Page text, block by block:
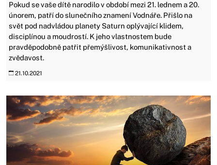
Pokud se vaše dítě narodilo v období mezi 21. lednem a 20.
únorem, patří do slunečního znamení Vodnáře. Přišlo na
svět pod nadvládou planety Saturn oplývající klidem,
disciplínou a moudrostí. K jeho vlastnostem bude
pravděpodobně patřit přemýšlivost, komunikativnost a
zvědavost.
21.10.2021